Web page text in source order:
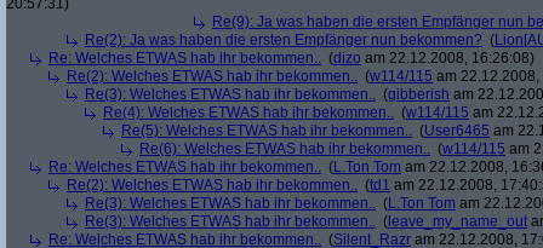
20:57:31)
Re(9): Ja was haben die ersten Empfänger nun
Re(2): Ja was haben die ersten Empfänger nun bekommen? (
Re: Welches ETWAS hab ihr bekommen.. (dizo am 22.12.2008, 16:26:08)
Re(2): Welches ETWAS hab ihr bekommen.. (w114/115 am
Re(3): Welches ETWAS hab ihr bekommen.. (gibberish am
Re(4): Welches ETWAS hab ihr bekommen.. (w114/115 am
Re(5): Welches ETWAS hab ihr bekommen.. (User6465 am
Re(6): Welches ETWAS hab ihr bekommen.. (w114/115 am
Re: Welches ETWAS hab ihr bekommen.. (L.Ton Tom am 22.12.2008,
Re(2): Welches ETWAS hab ihr bekommen.. (td1 am 22.12.2008,
Re(3): Welches ETWAS hab ihr bekommen.. (L.Ton Tom am
Re(3): Welches ETWAS hab ihr bekommen.. ( leave_my_name_out
Re: Welches ETWAS hab ihr bekommen.. (Silent_Razr am 22.12.2008,